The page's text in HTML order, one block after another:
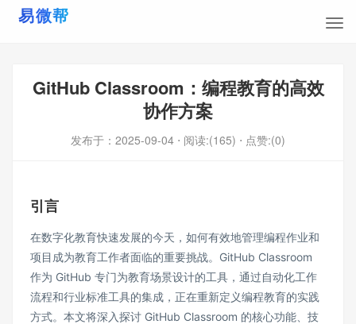
GitHub Classroom：编程教育的高效
协作方案
发布于： 2025-09-04 ⋅ 阅读:(165) ⋅ 点赞:(0)
引言
在数字化教育快速发展的今天，如何有效地管理编程作业和
项目成为教育工作者面临的重要挑战。GitHub Classroom
作为 GitHub 专门为教育场景设计的工具，通过自动化工作
流程和行业标准工具的集成，正在重新定义编程教育的实践
方式。本文将深入探讨 GitHub Classroom 的核心功能、技